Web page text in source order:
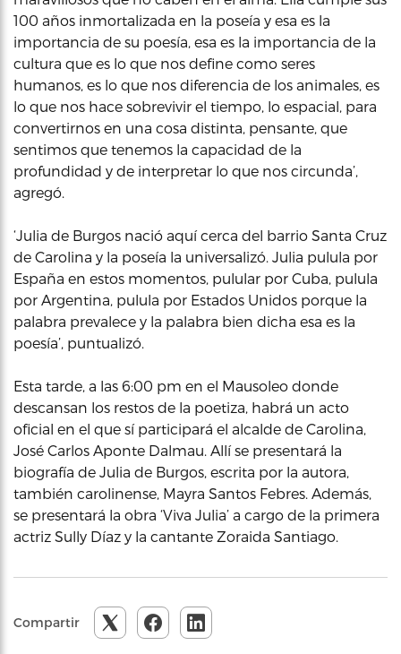
100 años inmortalizada en la poseía y esa es la
importancia de su poesía, esa es la importancia de la
cultura que es lo que nos define como seres
humanos, es lo que nos diferencia de los animales, es
lo que nos hace sobrevivir el tiempo, lo espacial, para
convertirnos en una cosa distinta, pensante, que
sentimos que tenemos la capacidad de la
profundidad y de interpretar lo que nos circunda’,
agregó.
‘Julia de Burgos nació aquí cerca del barrio Santa Cruz
de Carolina y la poseía la universalizó. Julia pulula por
España en estos momentos, pulular por Cuba, pulula
por Argentina, pulula por Estados Unidos porque la
palabra prevalece y la palabra bien dicha esa es la
poesía’, puntualizó.
Esta tarde, a las 6:00 pm en el Mausoleo donde
descansan los restos de la poetiza, habrá un acto
oficial en el que sí participará el alcalde de Carolina,
José Carlos Aponte Dalmau. Allí se presentará la
biografía de Julia de Burgos, escrita por la autora,
también carolinense, Mayra Santos Febres. Además,
se presentará la obra ‘Viva Julia’ a cargo de la primera
actriz Sully Díaz y la cantante Zoraida Santiago.
Compartir